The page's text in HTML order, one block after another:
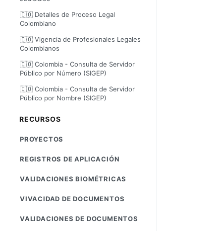
🇨🇴 Detalles de Proceso Legal
Colombiano
🇨🇴 Vigencia de Profesionales Legales
Colombianos
🇨🇴 Colombia - Consulta de Servidor
Público por Número (SIGEP)
🇨🇴 Colombia - Consulta de Servidor
Público por Nombre (SIGEP)
RECURSOS
PROYECTOS
REGISTROS DE APLICACIÓN
VALIDACIONES BIOMÉTRICAS
VIVACIDAD DE DOCUMENTOS
VALIDACIONES DE DOCUMENTOS